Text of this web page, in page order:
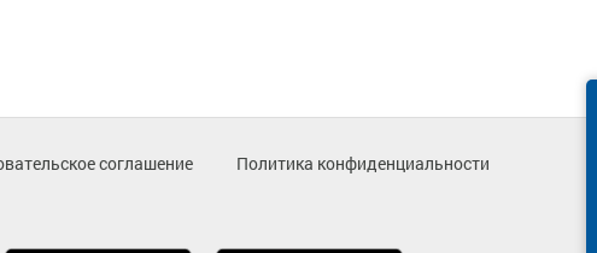
соглашение Политика конфиденциальности